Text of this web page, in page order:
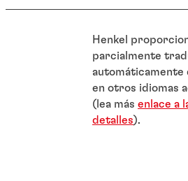
Henkel
parcialmente
automáticamente
en otros idiomas
(lea más enlace a
detalles).